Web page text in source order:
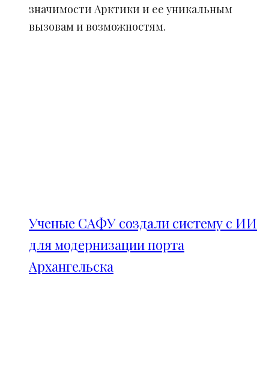
значимости Арктики и ее уникальным
вызовам и возможностям.
Ученые САФУ создали систему с ИИ
для модернизации порта
Архангельска